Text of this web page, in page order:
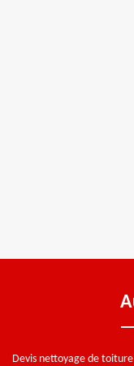
Devis nettoyage de